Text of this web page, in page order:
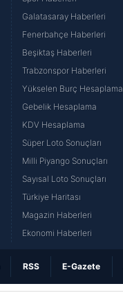
Galatasaray Haberleri
Fenerbahçe Haberleri
Beşiktaş Haberleri
Trabzonspor Haberleri
Yükselen Burç Hesaplama
Gebelik Hesaplama
KDV Hesaplama
Süper Loto Sonuçları
Milli Piyango Sonuçları
Sayısal Loto Sonuçları
Türkiye Haritası
Magazin Haberleri
Ekonomi Haberleri
RSS E-Gazete